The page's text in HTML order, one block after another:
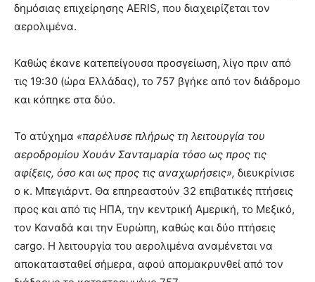
δημόσιας επιχείρησης AERIS, που διαχειρίζεται τον
αερολιμένα.
Καθώς έκανε κατεπείγουσα προσγείωση, λίγο πριν από
τις 19:30 (ώρα Ελλάδας), το 757 βγήκε από τον διάδρομο
και κόπηκε στα δύο.
Το ατύχημα «παρέλυσε πλήρως τη λειτουργία του
αεροδρομίου Χουάν Σανταμαρία τόσο ως προς τις
αφίξεις, όσο και ως προς τις αναχωρήσεις», διευκρίνισε
ο κ. Μπεγιάρντ. Θα επηρεαστούν 32 επιβατικές πτήσεις
προς και από τις ΗΠΑ, την κεντρική Αμερική, το Μεξικό,
τον Καναδά και την Ευρώπη, καθώς και δύο πτήσεις
cargo. Η λειτουργία του αερολιμένα αναμένεται να
αποκατασταθεί σήμερα, αφού απομακρυνθεί από τον